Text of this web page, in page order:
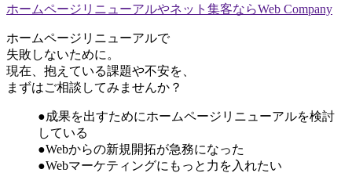
ホームページリニューアルやネット集客ならWeb Company
ホームページリニューアルで
失敗しないために。
現在、抱えている課題や不安を、
まずはご相談してみませんか？
●成果を出すためにホームページリニューアルを検討
している
●Webからの新規開拓が急務になった
●Webマーケティングにもっと力を入れたい